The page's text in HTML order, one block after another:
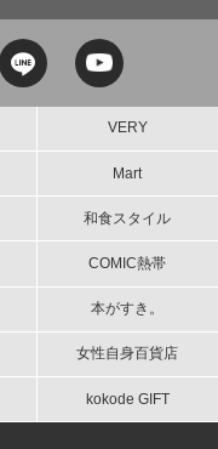
VERY
Mart
和食スタイル
COMIC熱帯
本がすき。
女性自身百貨店
kokode GIFT